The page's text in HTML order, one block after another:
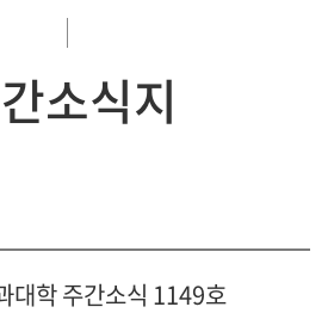
소식지
대학 주간소식 1149호